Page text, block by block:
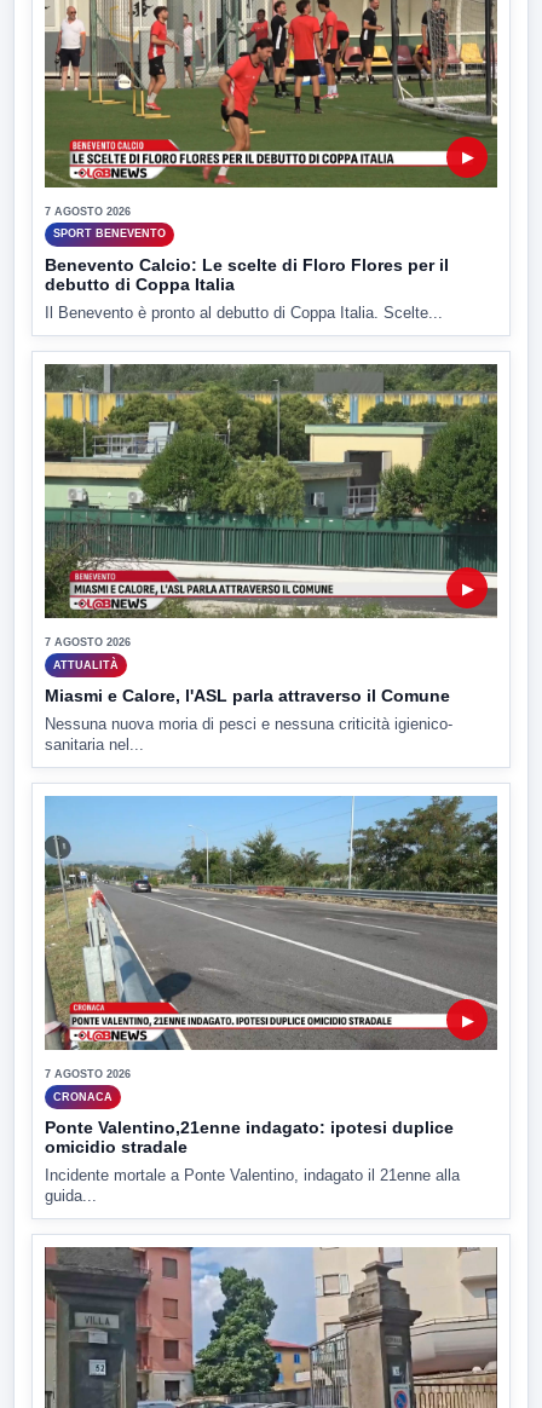
▶
7 AGOSTO 2026
SPORT BENEVENTO
Benevento Calcio: Le scelte di Floro Flores per il
debutto di Coppa Italia
Il Benevento è pronto al debutto di Coppa Italia. Scelte...
▶
7 AGOSTO 2026
ATTUALITÀ
Miasmi e Calore, l'ASL parla attraverso il Comune
Nessuna nuova moria di pesci e nessuna criticità igienico-
sanitaria nel...
▶
7 AGOSTO 2026
CRONACA
Ponte Valentino,21enne indagato: ipotesi duplice
omicidio stradale
Incidente mortale a Ponte Valentino, indagato il 21enne alla
guida...